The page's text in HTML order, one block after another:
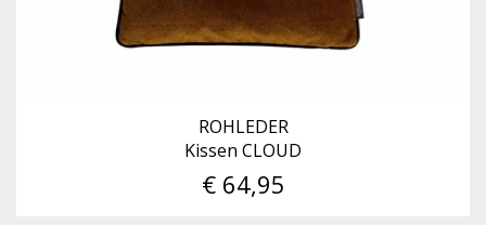
ROHLEDER
Kissen CLOUD
€ 64,95